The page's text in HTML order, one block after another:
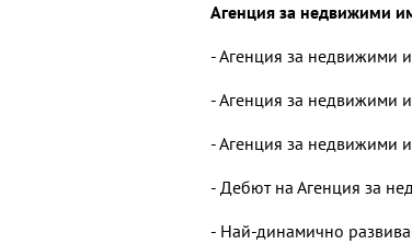
Агенция за недвижими
- Агенция за недвижими
- Агенция за недвижими
- Агенция за недвижими
- Дебют на Агенция за
- Най-динамично